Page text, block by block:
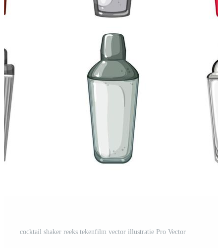
cocktail shaker reeks tekenfilm vector illustratie Pro Vector